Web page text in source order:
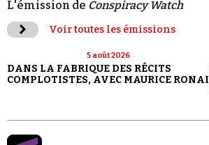
L'émission de Conspiracy Watch
Voir toutes les émissions
5 août 2026
DANS LA FABRIQUE DES RÉCITS
COMPLOTISTES, AVEC MAURICE RONAI